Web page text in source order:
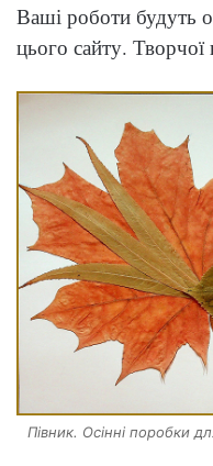
Ваші роботи будуть
цього сайту. Творчої
Півник. Осінні поробки